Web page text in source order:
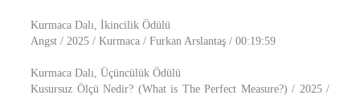
Kurmaca Dalı, İkincilik Ödülü
Angst / 2025 / Kurmaca / Furkan Arslantaş / 00:19:59
Kurmaca Dalı, Üçüncülük Ödülü
Kusursuz Ölçü Nedir? (What is The Perfect Measure?) / 2025 /